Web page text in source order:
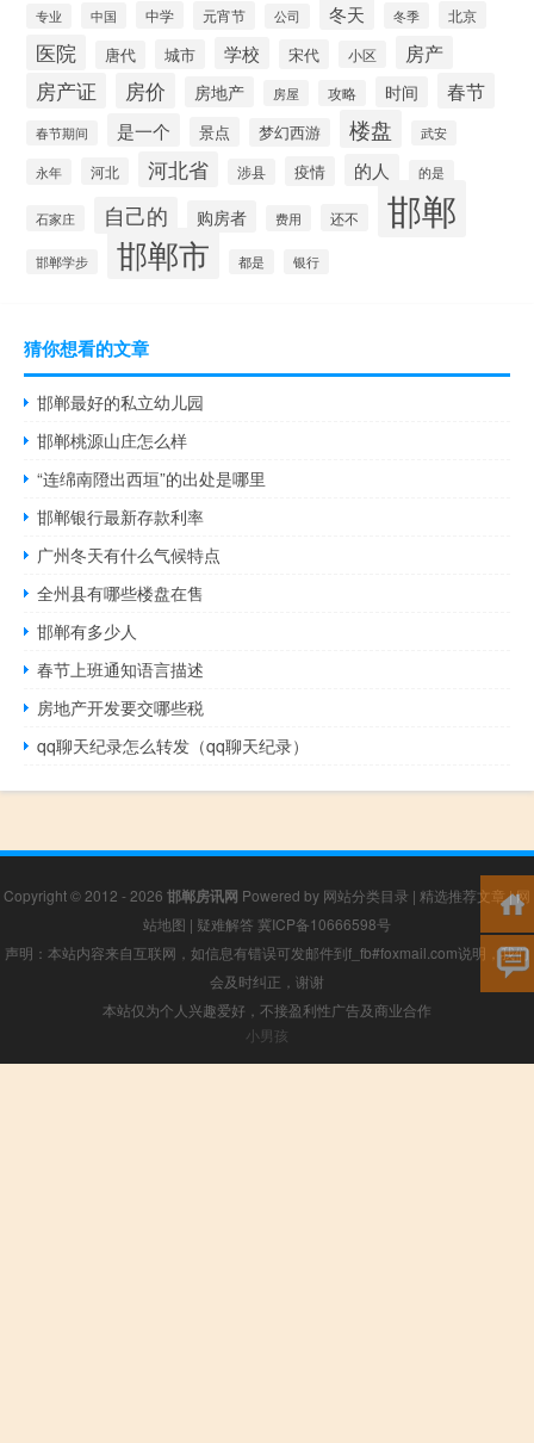
专业 中国 中学 元宵节 公司 冬天 冬季 北京
医院 唐代 城市 学校 宋代 小区 房产
房产证 房价 房地产 房屋 攻略 时间 春节
春节期间 是一个 景点 梦幻西游 楼盘 武安
永年 河北 河北省 涉县 疫情 的人 的是
石家庄 自己的 购房者 费用 还不 邯郸
邯郸学步 邯郸市 都是 银行
猜你想看的文章
邯郸最好的私立幼儿园
邯郸桃源山庄怎么样
“连绵南隥出西垣”的出处是哪里
邯郸银行最新存款利率
广州冬天有什么气候特点
全州县有哪些楼盘在售
邯郸有多少人
春节上班通知语言描述
房地产开发要交哪些税
qq聊天纪录怎么转发（qq聊天纪录）
Copyright © 2012 - 2026 邯郸房讯网 Powered by 网站分类目录 | 精选推荐文章|网
站地图 | 疑难解答 冀ICP备10666598号
声明：本站内容来自互联网，如信息有错误可发邮件到f_fb#foxmail.com说明，我们
会及时纠正，谢谢
本站仅为个人兴趣爱好，不接盈利性广告及商业合作
小男孩